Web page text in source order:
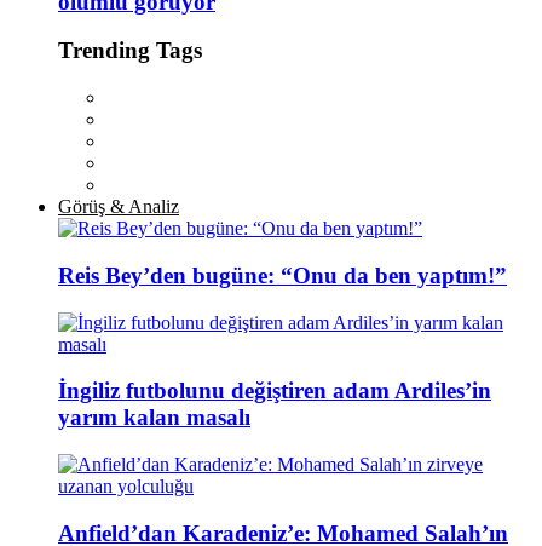
Trending Tags
Görüş & Analiz
Reis Bey’den bugüne: “Onu da ben yaptım!”
İngiliz futbolunu değiştiren adam Ardiles’in
yarım kalan masalı
Anfield’dan Karadeniz’e: Mohamed Salah’ın